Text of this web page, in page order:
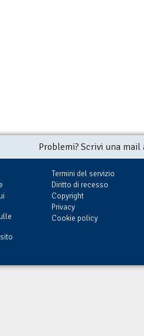
Problemi? Scrivi una
Termini del servizio
Diritto di recesso
Copyright
Privacy
Cookie policy